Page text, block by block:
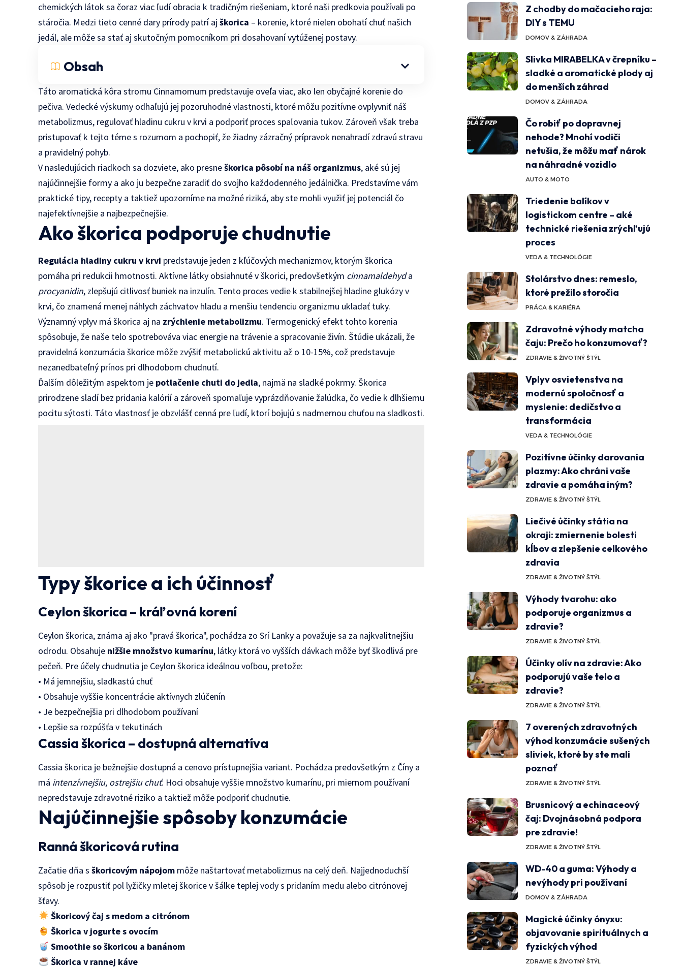
chemických látok sa čoraz viac ľudí obracia k tradičným riešeniam, ktoré naši predkovia používali po
stáročia. Medzi tieto cenné dary prírody patrí ajškorica – korenie, ktoré nielen obohatí chuť našich
jedál, ale môže sa stať aj skutočným pomocníkom pri dosahovaní vytúženej postavy.
Obsah
Táto aromatická kôra stromu Cinnamomum predstavuje oveľa viac, ako len obyčajné korenie do
pečiva. Vedecké výskumy odhaľujú jej pozoruhodné vlastnosti, ktoré môžu pozitívne ovplyvniť náš
metabolizmus, regulovať hladinu cukru v krvi a podporiť proces spaľovania tukov. Zároveň však treba
pristupovať k tejto téme s rozumom a pochopiť, že žiadny zázračný prípravok nenahradí zdravú stravu
a pravidelný pohyb.
V nasledujúcich riadkoch sa dozviete, ako presneškorica pôsobí na náš organizmus, aké sú jej
najúčinnejšie formy a ako ju bezpečne zaradiť do svojho každodenného jedálnička. Predstavíme vám
praktické tipy, recepty a taktiež upozorníme na možné riziká, aby ste mohli využiť jej potenciál čo
najefektívnejšie a najbezpečnejšie.
Ako škorica podporuje chudnutie
Regulácia hladiny cukru v krvi predstavuje jeden z kľúčových mechanizmov, ktorým škorica
pomáha pri redukcii hmotnosti. Aktívne látky obsiahnuté v škorici, predovšetkým cinnamaldehyda
procyanidin, zlepšujú citlivosť buniek na inzulín. Tento proces vedie k stabilnejšej hladine glukózy v
krvi, čo znamená menej náhlych záchvatov hladu a menšiu tendenciu organizmu ukladať tuky.
Významný vplyv má škorica aj na zrýchlenie metabolizmu. Termogenický efekt tohto korenia
spôsobuje, že naše telo spotrebováva viac energie na trávenie a spracovanie živín. Štúdie ukázali, že
pravidelná konzumácia škorice môže zvýšiť metabolickú aktivitu až o 10-15%, což predstavuje
nezanedbateľný prínos pri dlhodobom chudnutí.
Ďalším dôležitým aspektom je potlačenie chuti do jedla, najmä na sladké pokrmy. Škorica
prirodzene sladí bez pridania kalórií a zároveň spomaľuje vyprázdňovanie žalúdka, čo vedie k dlhšiemu
pocitu sýtosti. Táto vlastnosť je obzvlášť cenná pre ľudí, ktorí bojujú s nadmernou chuťou na sladkosti.
Typy škorice a ich účinnosť
Ceylon škorica – kráľovná korení
Ceylon škorica, známa aj ako "pravá škorica", pochádza zo Srí Lanky a považuje sa za najkvalitnejšiu
odrodu. Obsahuje nižšie množstvo kumarínu, látky ktorá vo vyšších dávkach môže byť škodlivá pre
pečeň. Pre účely chudnutia je Ceylon škorica ideálnou voľbou, pretože:
• Má jemnejšiu, sladkastú chuť
• Obsahuje vyššie koncentrácie aktívnych zlúčenín
• Je bezpečnejšia pri dlhodobom používaní
• Lepšie sa rozpúšťa v tekutinách
Cassia škorica – dostupná alternatíva
Cassia škorica je bežnejšie dostupná a cenovo prístupnejšia variant. Pochádza predovšetkým z Číny a
má intenzívnejšiu, ostrejšiu chuť. Hoci obsahuje vyššie množstvo kumarínu, pri miernom používaní
nepredstavuje zdravotné riziko a taktiež môže podporiť chudnutie.
Najúčinnejšie spôsoby konzumácie
Ranná škoricová rutina
Začatie dňa sškoricovým nápojom môže naštartovať metabolizmus na celý deň. Najjednoduchší
spôsob je rozpustiť pol lyžičky mletej škorice v šálke teplej vody s pridaním medu alebo citrónovej
šťavy.
Škoricový čaj s medom a citrónom
Škorica v jogurte s ovocím
Smoothie so škoricou a banánom
Škorica v rannej káve
Z chodby do mačacieho raja:
DIY s TEMU
DOMOV & ZÁHRADA
Slivka MIRABELKA v črepníku –
sladké a aromatické plody aj
do menších záhrad
DOMOV & ZÁHRADA
Čo robiť po dopravnej
nehode? Mnohí vodiči
netušia, že môžu mať nárok
na náhradné vozidlo
AUTO & MOTO
Triedenie balíkov v
logistickom centre – aké
technické riešenia zrýchľujú
proces
VEDA & TECHNOLÓGIE
Stolárstvo dnes: remeslo,
ktoré prežilo storočia
PRÁCA & KARIÉRA
Zdravotné výhody matcha
čaju: Prečo ho konzumovať?
ZDRAVIE & ŽIVOTNÝ ŠTÝL
Vplyv osvietenstva na
modernú spoločnosť a
myslenie: dedičstvo a
transformácia
VEDA & TECHNOLÓGIE
Pozitívne účinky darovania
plazmy: Ako chráni vaše
zdravie a pomáha iným?
ZDRAVIE & ŽIVOTNÝ ŠTÝL
Liečivé účinky státia na
okraji: zmiernenie bolesti
kĺbov a zlepšenie celkového
zdravia
ZDRAVIE & ŽIVOTNÝ ŠTÝL
Výhody tvarohu: ako
podporuje organizmus a
zdravie?
ZDRAVIE & ŽIVOTNÝ ŠTÝL
Účinky olív na zdravie: Ako
podporujú vaše telo a
zdravie?
ZDRAVIE & ŽIVOTNÝ ŠTÝL
7 overených zdravotných
výhod konzumácie sušených
sliviek, ktoré by ste mali
poznať
ZDRAVIE & ŽIVOTNÝ ŠTÝL
Brusnicový a echinaceový
čaj: Dvojnásobná podpora
pre zdravie!
ZDRAVIE & ŽIVOTNÝ ŠTÝL
WD-40 a guma: Výhody a
nevýhody pri používaní
DOMOV & ZÁHRADA
Magické účinky ónyxu:
objavovanie spirituálnych a
fyzických výhod
ZDRAVIE & ŽIVOTNÝ ŠTÝL